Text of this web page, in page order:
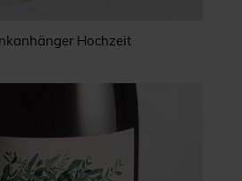
Hochzeit